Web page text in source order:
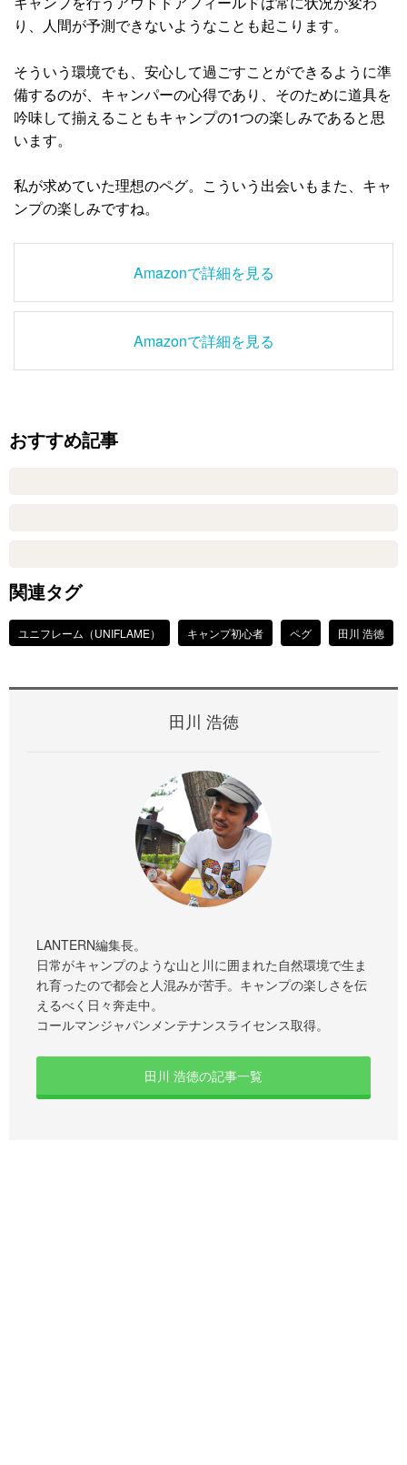
り、人間が予測できないようなことも起こります。
そういう環境でも、安心して過ごすことができるように準
備するのが、キャンパーの心得であり、そのために道具を
吟味して揃えることもキャンプの1つの楽しみであると思
います。
私が求めていた理想のペグ。こういう出会いもまた、キャ
ンプの楽しみですね。
Amazonで詳細を見る
Amazonで詳細を見る
おすすめ記事
関連タグ
ユニフレーム（UNIFLAME） キャンプ初心者 ペグ 田川 浩徳
田川 浩徳
LANTERN編集長。
日常がキャンプのような山と川に囲まれた自然環境で生ま
れ育ったので都会と人混みが苦手。キャンプの楽しさを伝
えるべく日々奔走中。
コールマンジャパンメンテナンスライセンス取得。
田川 浩徳の記事一覧